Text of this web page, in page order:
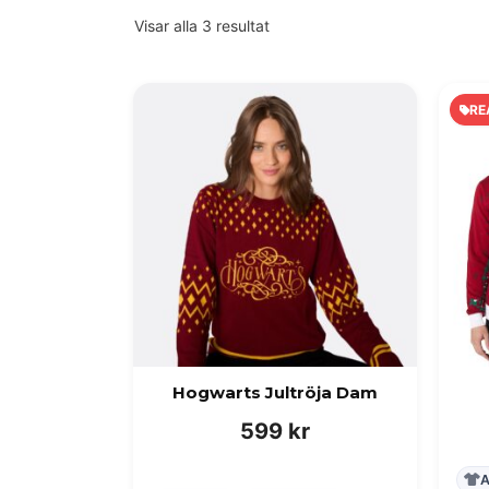
Visar alla 3 resultat
Hogwarts Jultröja Dam
599 kr